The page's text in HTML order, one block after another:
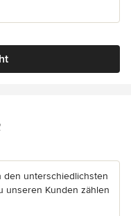
5 Sternen
unterschiedlichsten
unseren Kunden zählen